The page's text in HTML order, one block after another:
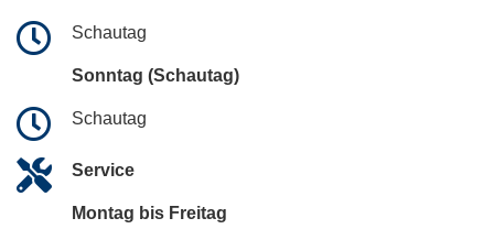
Schautag
Sonntag (Schautag)
Schautag
Service
Montag bis Freitag